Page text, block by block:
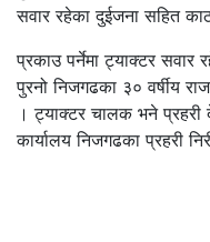
सवार रहेका दुईजना सहित
प्रकाउ पर्नेमा ट्याक्टर सवार
पुरनो निजगढका ३० वर्षीय
। ट्याक्टर चालक भने प्रहरी
कार्यालय निजगढका प्रहरी